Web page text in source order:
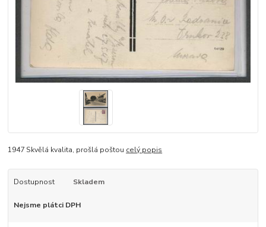
1947 Skvělá kvalita, prošlá poštou celý popis
Dostupnost Skladem
Nejsme plátci DPH